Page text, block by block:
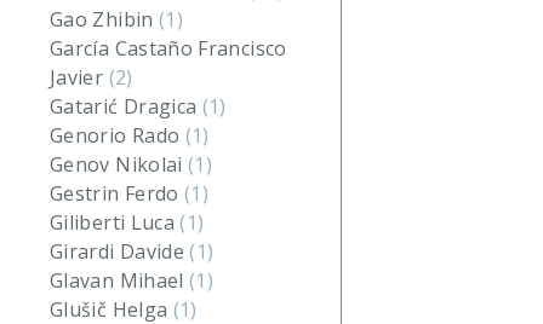
Gao Zhibin (1)
García Castaño Francisco
Javier (2)
Gatarić Dragica (1)
Genorio Rado (1)
Genov Nikolai(1)
Gestrin Ferdo(1)
Giliberti Luca(1)
Girardi Davide(1)
Glavan Mihael(1)
Glušič Helga (1)